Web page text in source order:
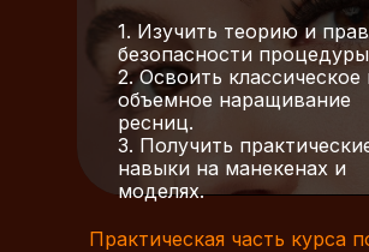
1. Изучить теорию и
безопасности
2. Освоить классическое
объемное наращивание
ресниц.
3. Получить
навыки на манекенах и
моделях.
Практическая часть курса